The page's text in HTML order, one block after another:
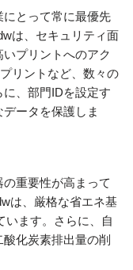
とって常に最優先
は、セキュリティ面
プリントへのアク
リントなど、数々の
、部門IDを設定す
ータを保護しま
重要性が高まって
は、厳格な省エネ基
います。さらに、自
化炭素排出量の削